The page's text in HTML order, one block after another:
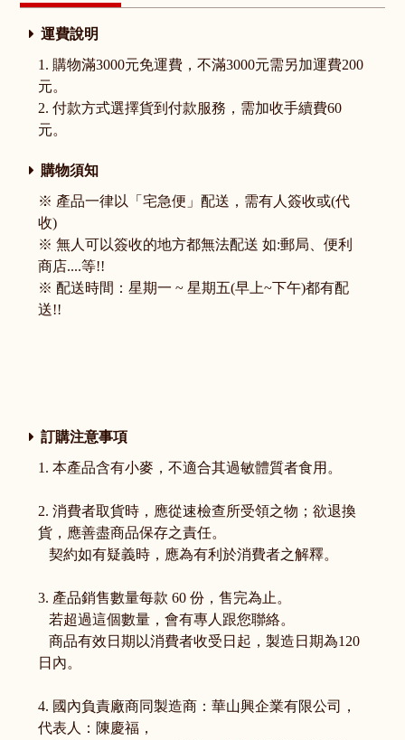
運費說明
1. 購物滿3000元免運費，不滿3000元需另加運費200
元。
2. 付款方式選擇貨到付款服務，需加收手續費60
元。
購物須知
※ 產品一律以「宅急便」配送，需有人簽收或(代
收)
※ 無人可以簽收的地方都無法配送 如:郵局、便利
商店....等!!
※ 配送時間：星期一 ~ 星期五(早上~下午)都有配
送!!
訂購注意事項
1. 本產品含有小麥，不適合其過敏體質者食用。
2. 消費者取貨時，應從速檢查所受領之物；欲退換
貨，應善盡商品保存之責任。
契約如有疑義時，應為有利於消費者之解釋。
3. 產品銷售數量每款 60 份，售完為止。
若超過這個數量，會有專人跟您聯絡。
商品有效日期以消費者收受日起，製造日期為120
日內。
4. 國內負責廠商同製造商：華山興企業有限公司，
代表人：陳慶福，